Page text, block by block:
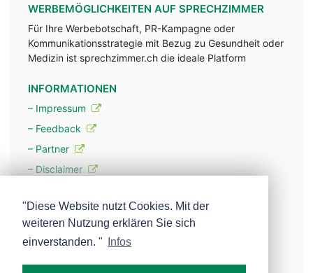
WERBEMÖGLICHKEITEN AUF SPRECHZIMMER
Für Ihre Werbebotschaft, PR-Kampagne oder
Kommunikationsstrategie mit Bezug zu Gesundheit oder
Medizin ist sprechzimmer.ch die ideale Platform
INFORMATIONEN
– Impressum
– Feedback
– Partner
– Disclaimer
– Werbung
– Mehr über unsere Experten
"Diese Website nutzt Cookies. Mit der
weiteren Nutzung erklären Sie sich
einverstanden. "
Infos